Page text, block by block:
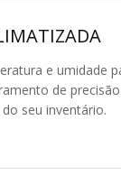
e umidade
de
seu inventário.